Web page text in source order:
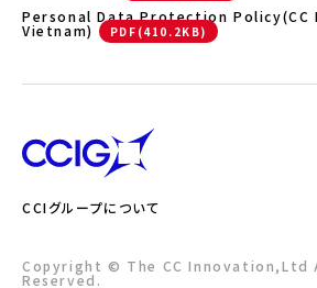
Personal Data Protection Policy(CC
Vietnam)
CCIグループについて
Copyright © The CC Innovation,Ltd
Reserved.